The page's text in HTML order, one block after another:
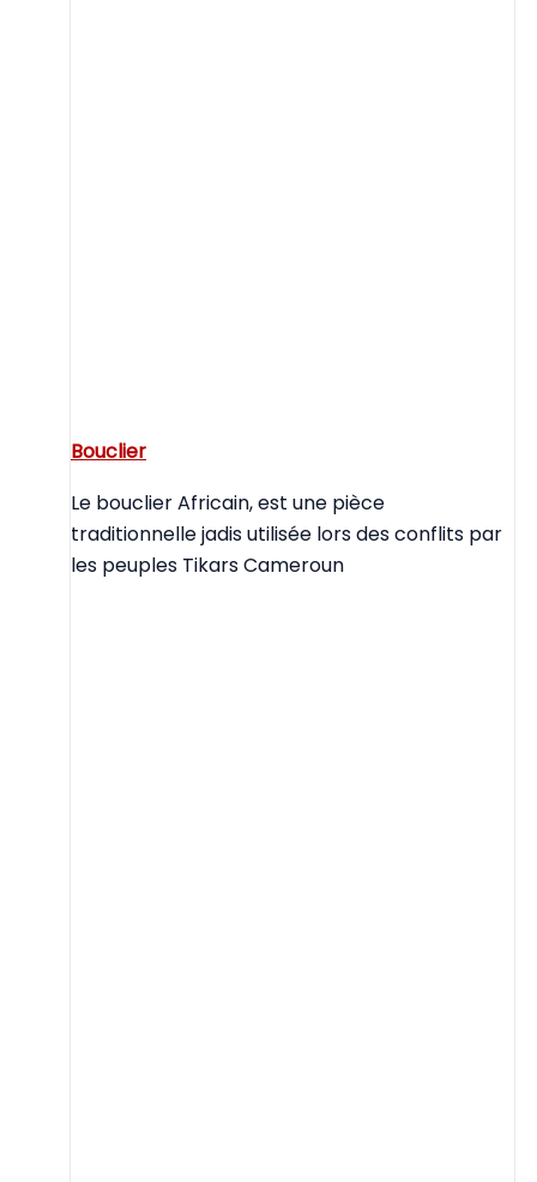
Bouclier
Le bouclier Africain, est une pièce
traditionnelle jadis utilisée lors des conflits par
les peuples Tikars Cameroun